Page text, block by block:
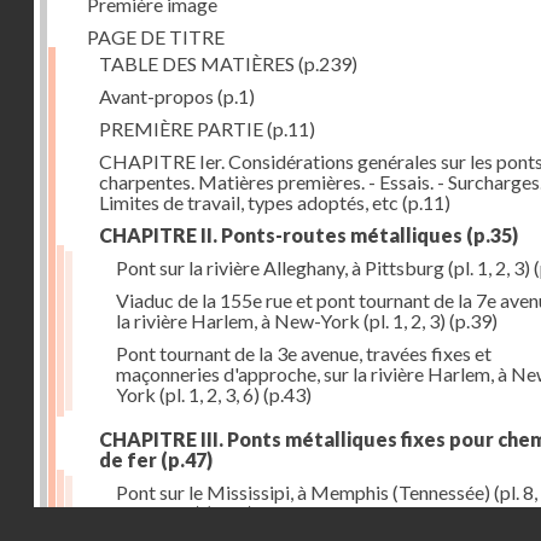
PAGE DE TITRE
TABLE DES MATIÈRES (p.239)
Avant-propos (p.1)
PREMIÈRE PARTIE(p.11)
CHAPITRE Ier. Considérations genérales sur les
charpentes. Matières premières. - Essais. -
Limites de travail, types adoptés, etc (p.11)
CHAPITRE II. Ponts-routes métalliques (p.35)
Pont sur la rivière Alleghany, à Pittsburg (pl. 1, 2, 3)
Viaduc de la 155e rue et pont tournant de la 7e
la rivière Harlem, à New-York (pl. 1, 2, 3) (p.39)
Pont tournant de la 3e avenue, travées fixes et
maçonneries d'approche, sur la rivière Harlem, à
York (pl. 1, 2, 3, 6) (p.43)
CHAPITRE III. Ponts métalliques fixes pour
de fer (p.47)
Pont sur le Mississipi, à Memphis (Tennessée) (pl. 8,
11, 12, 13)(p.47)